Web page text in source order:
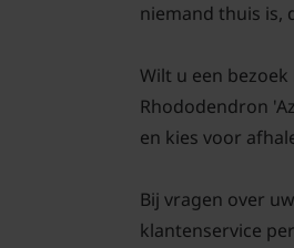
niemand thuis is,
Wilt u een
Rhododendron
en kies voor
Bij vragen over
klantenservice